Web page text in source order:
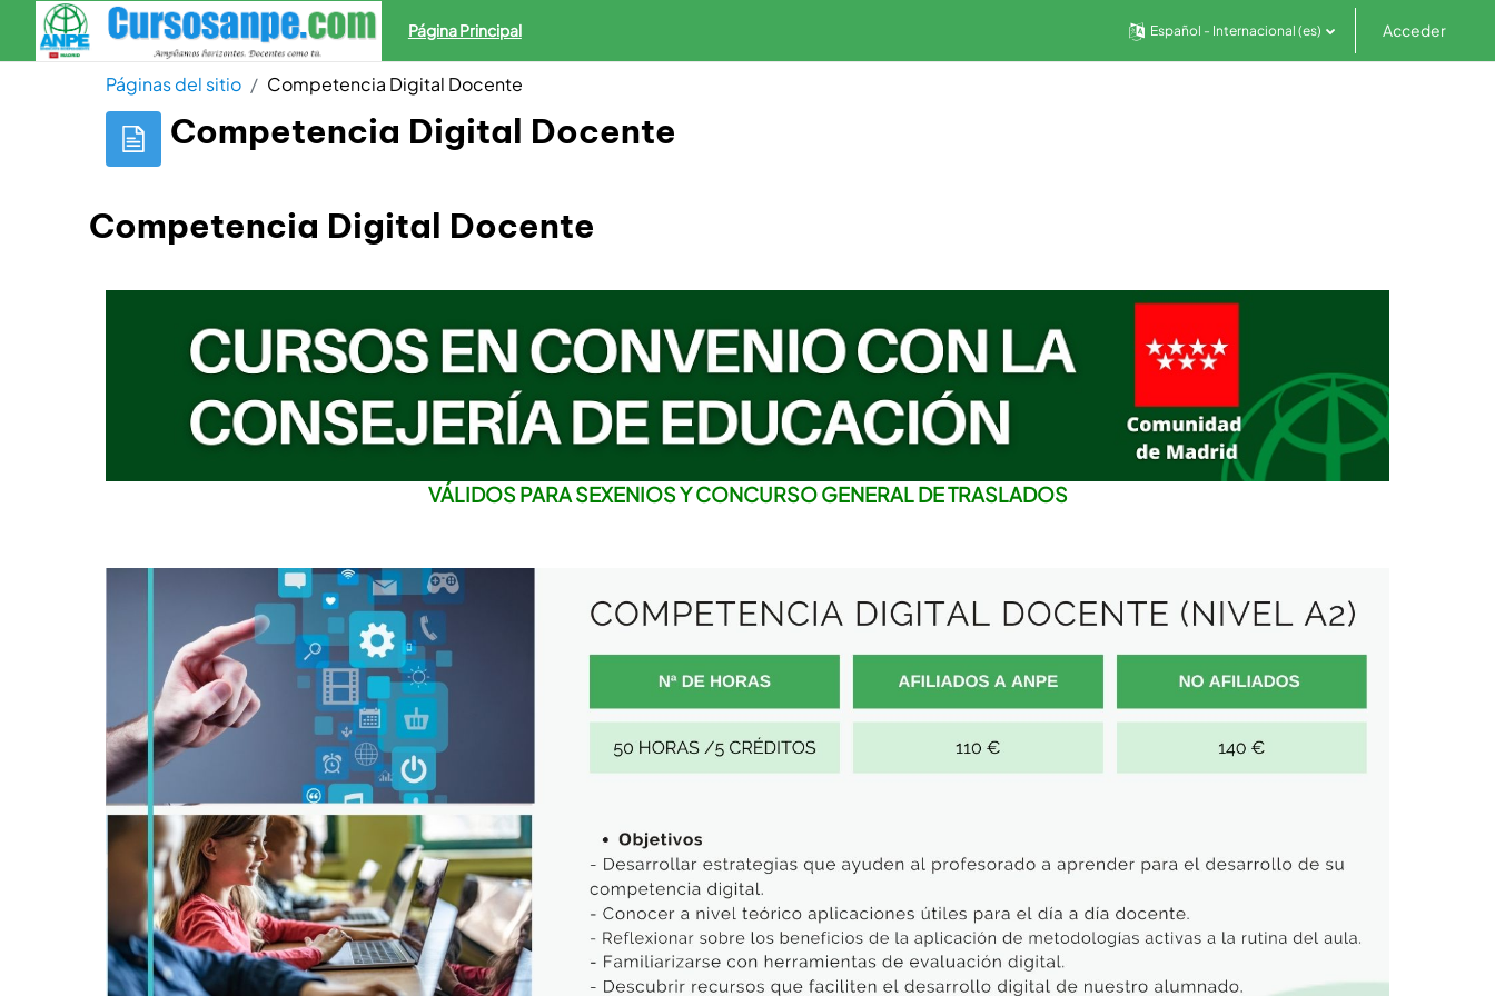
Salta al contenido principal
Página Principal Español - Internacional ‎(es)‎ Acceder
Páginas del sitio Competencia Digital Docente
Competencia Digital Docente
Competencia Digital Docente
VÁLIDOS PARA SEXENIOS Y CONCURSO GENERAL DE TRASLADOS